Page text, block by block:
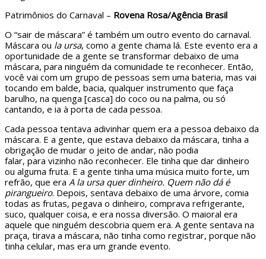
Patrimônios do Carnaval – Rovena Rosa/Agência Brasil
O “sair de máscara” é também um outro evento do carnaval.
Máscara ou la ursa, como a gente chama lá. Este evento era a
oportunidade de a gente se transformar debaixo de uma
máscara, para ninguém da comunidade te reconhecer. Então,
você vai com um grupo de pessoas sem uma bateria, mas vai
tocando em balde, bacia, qualquer instrumento que faça
barulho, na quenga [casca] do coco ou na palma, ou só
cantando, e ia à porta de cada pessoa.
Cada pessoa tentava adivinhar quem era a pessoa debaixo da
máscara. E a gente, que estava debaixo da máscara, tinha a
obrigação de mudar o jeito de andar, não podia
falar, para vizinho não reconhecer. Ele tinha que dar dinheiro
ou alguma fruta. E a gente tinha uma música muito forte, um
refrão, que era A la ursa quer dinheiro. Quem não dá é
pirangueiro. Depois, sentava debaixo de uma árvore, comia
todas as frutas, pegava o dinheiro, comprava refrigerante,
suco, qualquer coisa, e era nossa diversão. O maioral era
aquele que ninguém descobria quem era. A gente sentava na
praça, tirava a máscara, não tinha como registrar, porque não
tinha celular, mas era um grande evento.